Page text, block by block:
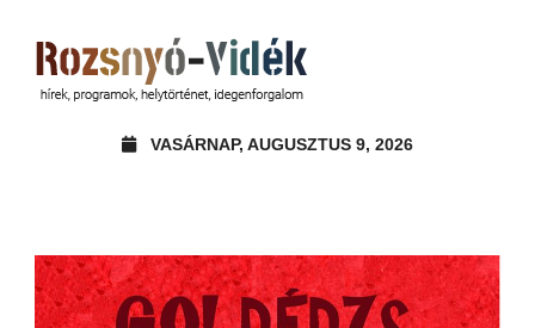
VASÁRNAP, AUGUSZTUS 9, 2026